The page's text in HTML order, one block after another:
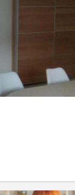
chambre dans cet
avec douche
est composé d'un
de +/- 8m²
AEG...